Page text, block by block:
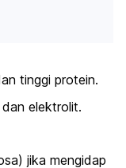
tinggi protein.
elektrolit.
jika mengidap